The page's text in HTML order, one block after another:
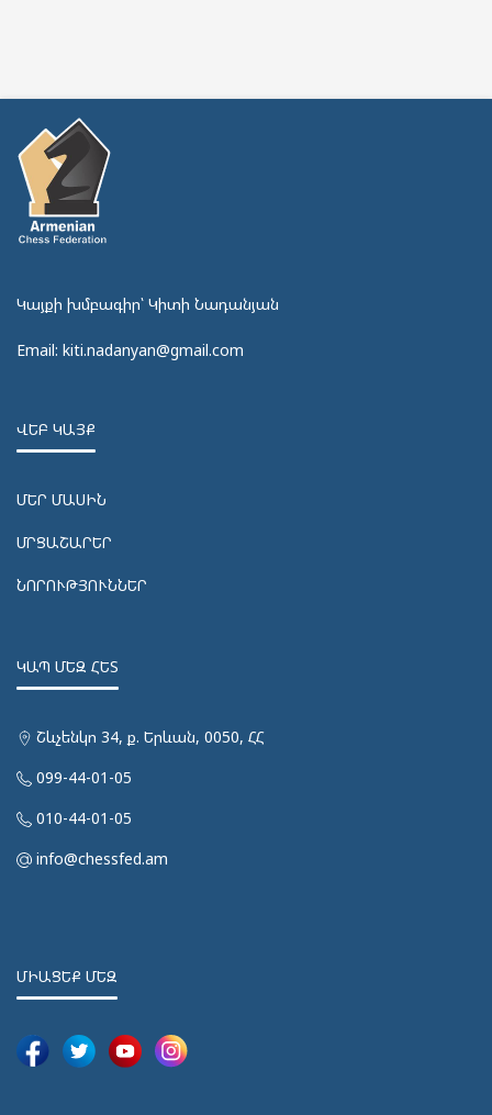
Կայքի խմբագիր՝ Կիտի Նադանյան
Email: kiti.nadanyan@gmail.com
ՎԵԲ ԿԱՅՔ
ՄԵՐ ՄԱՍԻՆ
ՄՐՑԱՇԱՐԵՐ
ՆՈՐՈՒԹՅՈՒՆՆԵՐ
ԿԱՊ ՄԵԶ ՀԵՏ
Շևչենկո 34, ք. Երևան, 0050, ՀՀ
099-44-01-05
010-44-01-05
info@chessfed.am
ՄԻԱՑԵՔ ՄԵԶ